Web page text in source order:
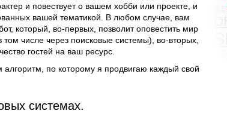
и повествует о вашем хобби или проекте, и
вашей тематикой. В любом случае, вам
который, во-первых, позволит оповестить мир
числе через поисковые системы), во-вторых,
гостей на ваш ресурс.
по которому я продвигаю каждый свой
системах.